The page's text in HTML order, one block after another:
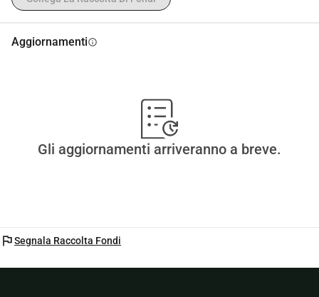
Aggiornamentiinfo
Gli aggiornamenti arriveranno a breve.
flagSegnala Raccolta Fondi